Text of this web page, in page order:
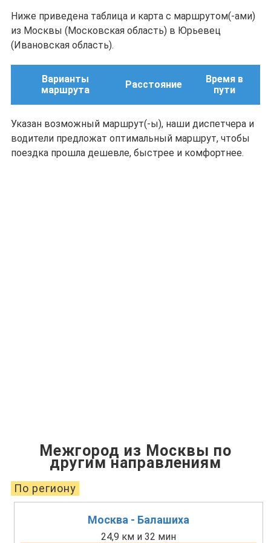
Ниже приведена таблица и карта с маршрутом(-ами)
из Москвы (Московская область) в Юрьевец
(Ивановская область).
Варианты
маршрута
Расстояние
Время в
пути
Указан возможный маршрут(-ы), наши диспетчера и
водители предложат оптимальный маршрут, чтобы
поездка прошла дешевле, быстрее и комфортнее.
Межгород из Москвы по
другим направлениям
По региону
Москва - Балашиха
24,9 км и 32 мин